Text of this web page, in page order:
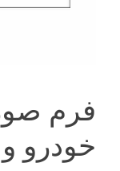
فرم
خودرو